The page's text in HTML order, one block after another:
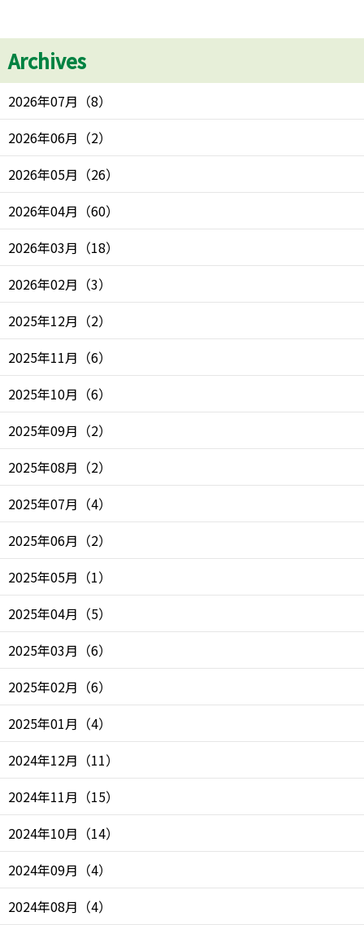
Archives
2026年07月 （8）
2026年06月 （2）
2026年05月 （26）
2026年04月 （60）
2026年03月 （18）
2026年02月 （3）
2025年12月 （2）
2025年11月 （6）
2025年10月 （6）
2025年09月 （2）
2025年08月 （2）
2025年07月 （4）
2025年06月 （2）
2025年05月 （1）
2025年04月 （5）
2025年03月 （6）
2025年02月 （6）
2025年01月 （4）
2024年12月 （11）
2024年11月 （15）
2024年10月 （14）
2024年09月 （4）
2024年08月 （4）